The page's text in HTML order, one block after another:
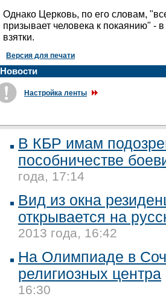
Однако Церковь, по его словам,
призывает человека к покаянию" -
взятки.
Версия для печати
Новости
Настройка ленты
В КБР имам
пособничестве
года, 17:14
Вид из окна
открывается на
2013 года, 16:42
На Олимпиаде в
религиозных центра
16:30